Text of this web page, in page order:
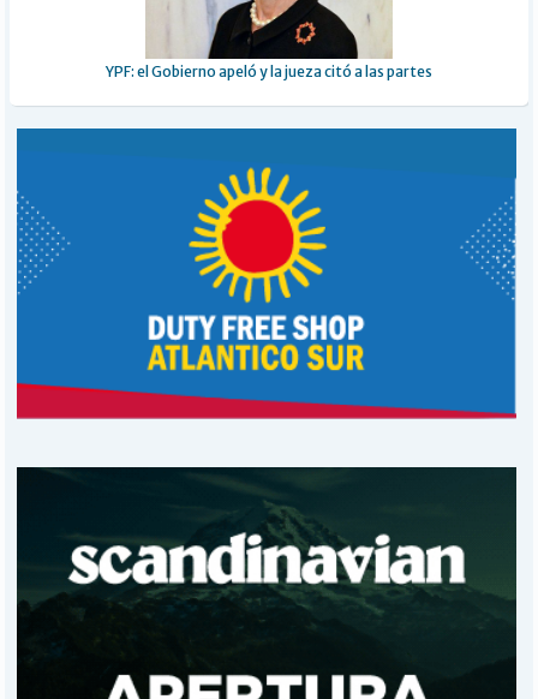
YPF: el Gobierno apeló y la jueza citó a las partes